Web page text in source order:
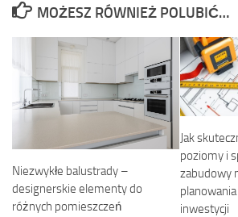
MOŻESZ RÓWNIEŻ POLUBIĆ…
Niezwykłe balustrady –
designerskie elementy do
różnych pomieszczeń
Jak
poziomy i
zabudowy
inwestycji